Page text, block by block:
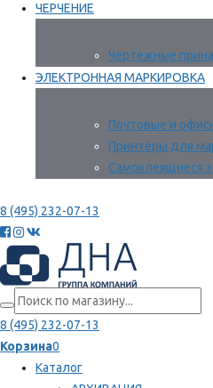
ЧЕРЧЕНИЕ
Чертежные
ЭЛЕКТРОННАЯ МАРКИРОВКА
Почтовые и
Принтеры для
Самоклеящиеся
8 (495) 232-07-13
8 (495) 232-07-13
Корзина0
Каталог